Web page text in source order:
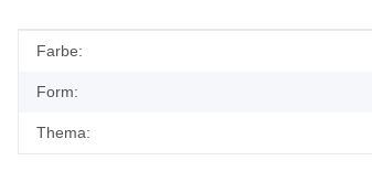
Produkteigenschaft
Wert
Farbe:
Form:
Thema: